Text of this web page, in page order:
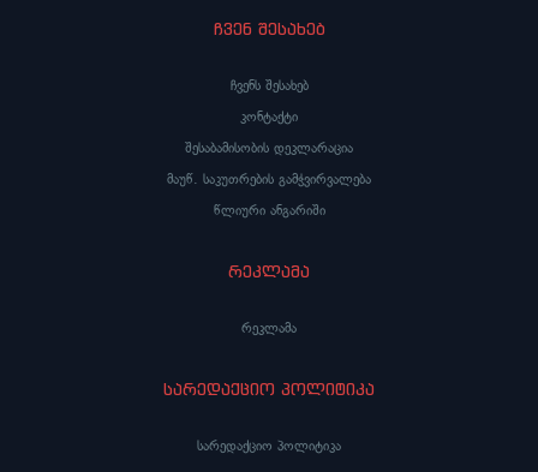
ჩვენ შესახებ
ჩვენს შესახებ
კონტაქტი
შესაბამისობის დეკლარაცია
მაუწ. საკუთრების გამჭვირვალება
წლიური ანგარიში
რეკლამა
რეკლამა
სარედაქციო პოლიტიკა
სარედაქციო პოლიტიკა